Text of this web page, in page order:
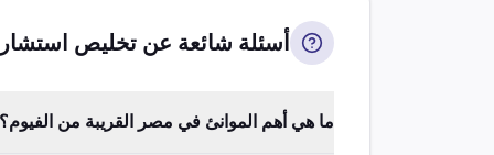
أسئلة شائعة عن تخليص
ما هي أهم الموانئ في مصر القريبة من الفيوم؟